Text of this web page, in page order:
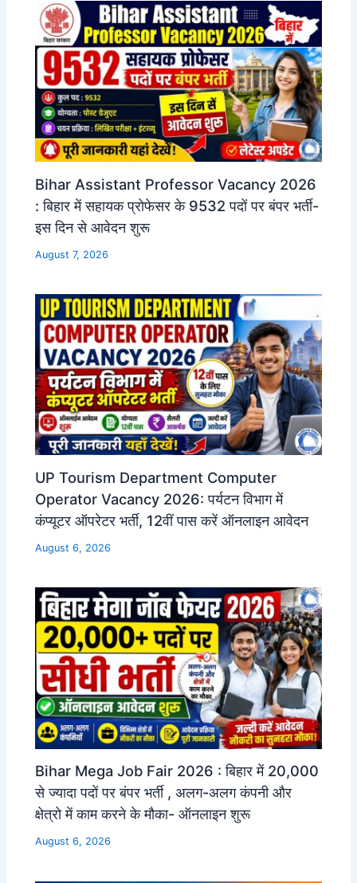
Bihar Assistant Professor Vacancy 2026
: बिहार में सहायक प्रोफेसर के 9532 पदों पर बंपर भर्ती-
इस दिन से आवेदन शुरू
August 7, 2026
UP Tourism Department Computer
Operator Vacancy 2026: पर्यटन विभाग में
कंप्यूटर ऑपरेटर भर्ती, 12वीं पास करें ऑनलाइन आवेदन
August 6, 2026
Bihar Mega Job Fair 2026 : बिहार में 20,000
से ज्यादा पदों पर बंपर भर्ती , अलग-अलग कंपनी और
क्षेत्रो में काम करने के मौका- ऑनलाइन शुरू
August 6, 2026